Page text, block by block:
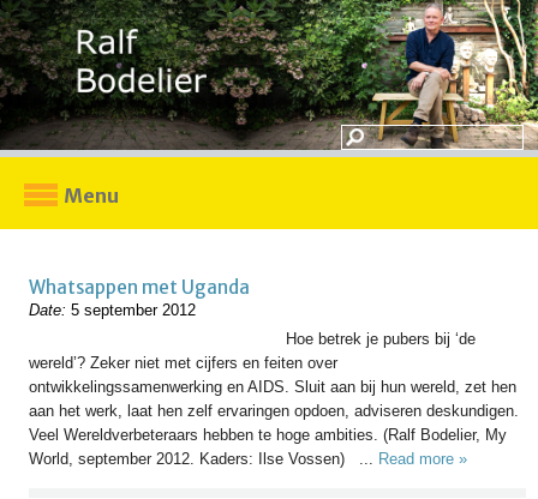
Menu
Whatsappen met Uganda
Date: 5 september 2012
Hoe betrek je pubers bij ‘de
wereld’? Zeker niet met cijfers en feiten over
ontwikkelingssamenwerking en AIDS. Sluit aan bij hun wereld, zet hen
aan het werk, laat hen zelf ervaringen opdoen, adviseren deskundigen.
Veel Wereldverbeteraars hebben te hoge ambities. (Ralf Bodelier, My
World, september 2012. Kaders: Ilse Vossen) ... Read more »